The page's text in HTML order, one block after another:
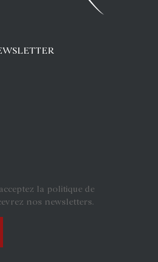
la politique de
nos newsletters.